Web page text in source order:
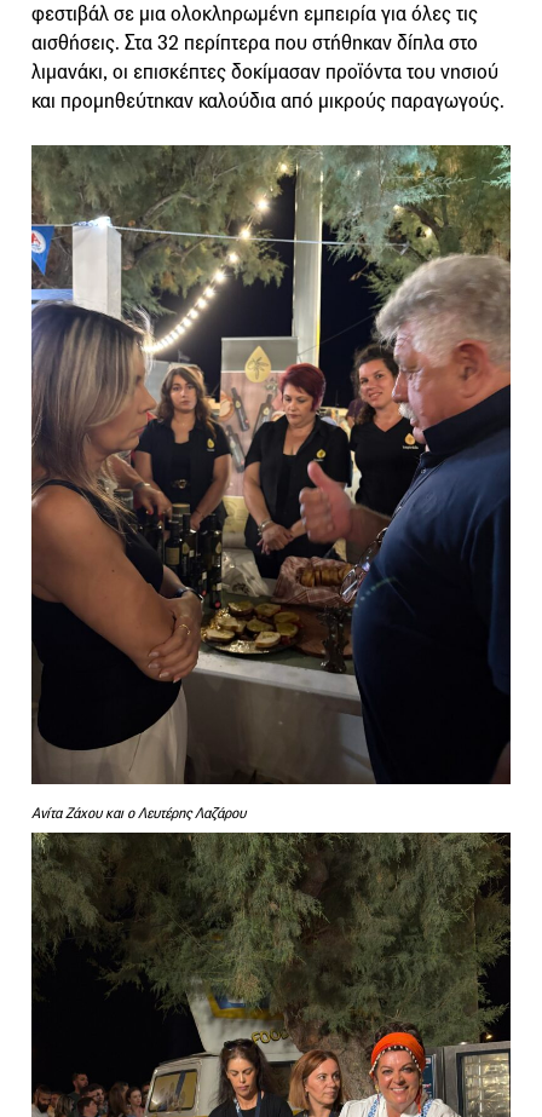
φεστιβάλ σε μια ολοκληρωμένη εμπειρία για όλες τις
αισθήσεις. Στα 32 περίπτερα που στήθηκαν δίπλα στο
λιμανάκι, οι επισκέπτες δοκίμασαν προϊόντα του νησιού
και προμηθεύτηκαν καλούδια από μικρούς παραγωγούς.
Ανίτα Ζάχου και ο Λευτέρης Λαζάρου